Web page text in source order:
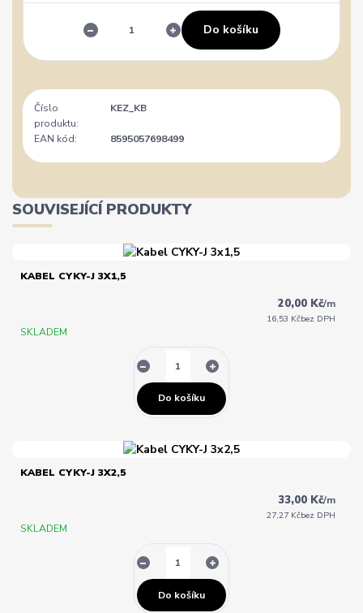
Do košíku
Číslo
produktu:
KEZ_KB
EAN kód: 8595057698499
SOUVISEJÍCÍ PRODUKTY
KABEL CYKY-J 3X1,5
20,00 Kč/m
16,53 Kčbez DPH
SKLADEM
Do košíku
KABEL CYKY-J 3X2,5
33,00 Kč/m
27,27 Kčbez DPH
SKLADEM
Do košíku